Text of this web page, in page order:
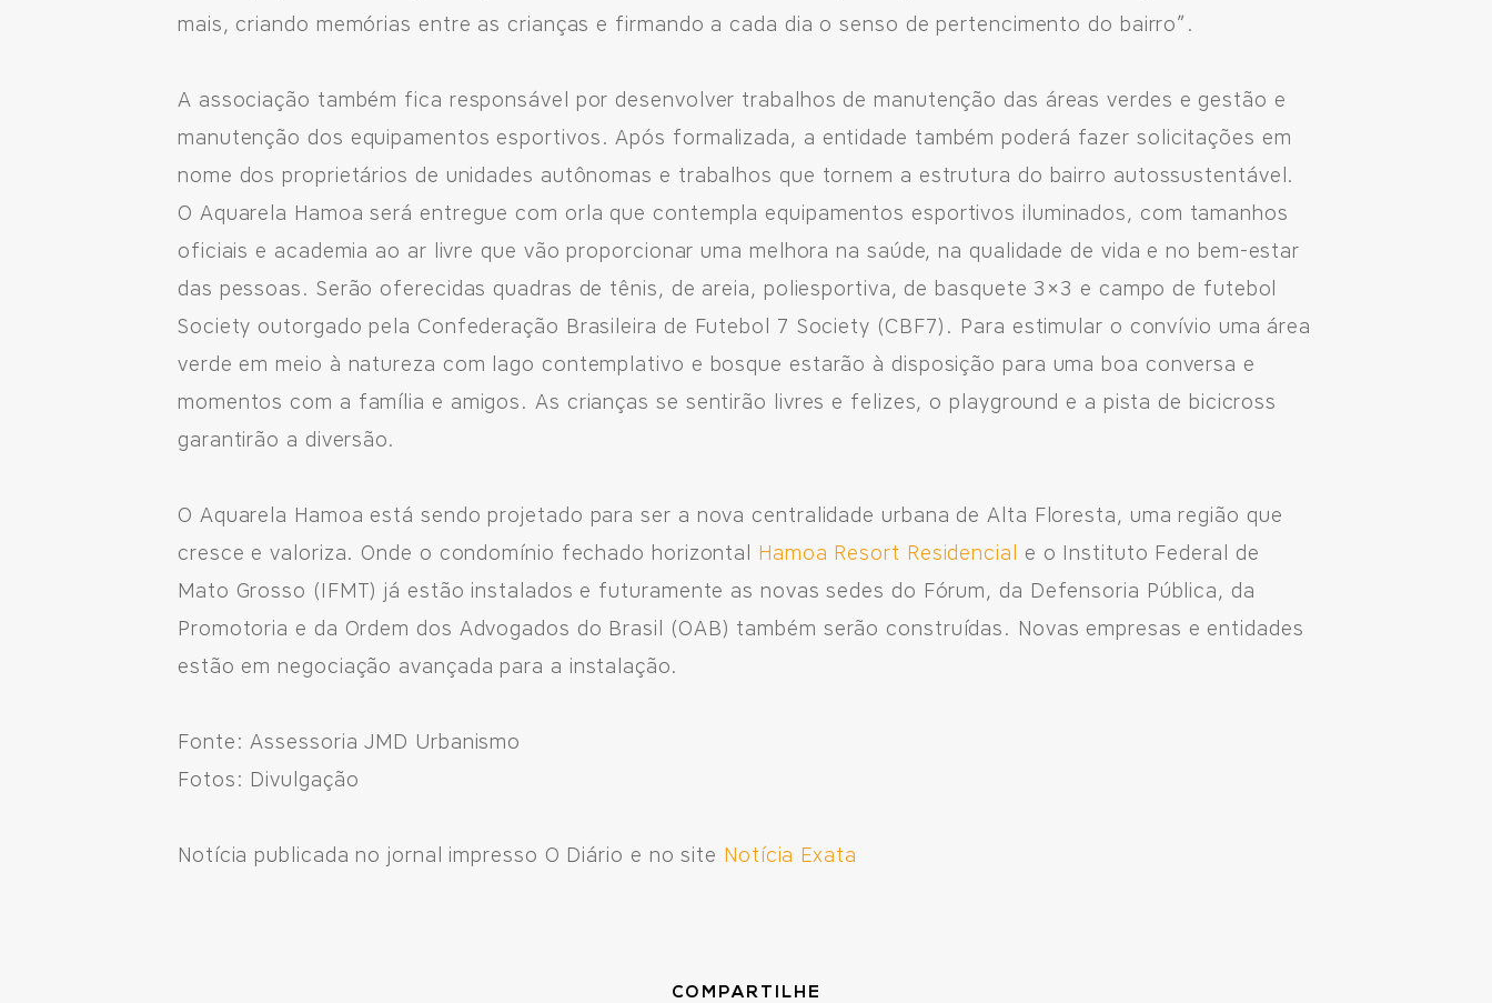
66 3531 9505
556692085083
mais, criando memórias entre as crianças e firmando a cada dia o senso de pertencimento do bairro”.
A associação também fica responsável por desenvolver trabalhos de manutenção das áreas verdes e gestão e
manutenção dos equipamentos esportivos. Após formalizada, a entidade também poderá fazer solicitações em
nome dos proprietários de unidades autônomas e trabalhos que tornem a estrutura do bairro autossustentável.
O Aquarela Hamoa será entregue com orla que contempla equipamentos esportivos iluminados, com tamanhos
oficiais e academia ao ar livre que vão proporcionar uma melhora na saúde, na qualidade de vida e no bem-estar
das pessoas. Serão oferecidas quadras de tênis, de areia, poliesportiva, de basquete 3×3 e campo de futebol
Society outorgado pela Confederação Brasileira de Futebol 7 Society (CBF7). Para estimular o convívio uma área
verde em meio à natureza com lago contemplativo e bosque estarão à disposição para uma boa conversa e
momentos com a família e amigos. As crianças se sentirão livres e felizes, o playground e a pista de bicicross
garantirão a diversão.
O Aquarela Hamoa está sendo projetado para ser a nova centralidade urbana de Alta Floresta, uma região que
cresce e valoriza. Onde o condomínio fechado horizontal Hamoa Resort Residencial
e o Instituto Federal de
Mato Grosso (IFMT) já estão instalados e futuramente as novas sedes do Fórum, da Defensoria Pública, da
Promotoria e da Ordem dos Advogados do Brasil (OAB) também serão construídas. Novas empresas e entidades
estão em negociação avançada para a instalação.
Fonte: Assessoria JMD Urbanismo
Fotos: Divulgação
Notícia publicada no jornal impresso O Diário e no site Notícia Exata
COMPARTILHE